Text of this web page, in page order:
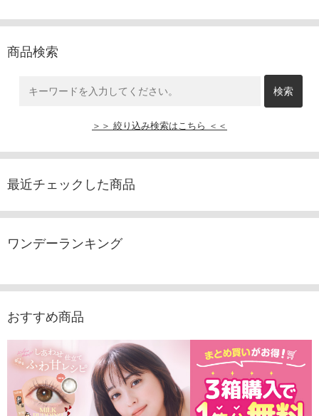
商品検索
＞＞ 絞り込み検索はこちら ＜＜
最近チェックした商品
ワンデーランキング
おすすめ商品